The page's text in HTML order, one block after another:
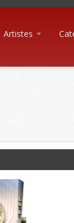
Artistes